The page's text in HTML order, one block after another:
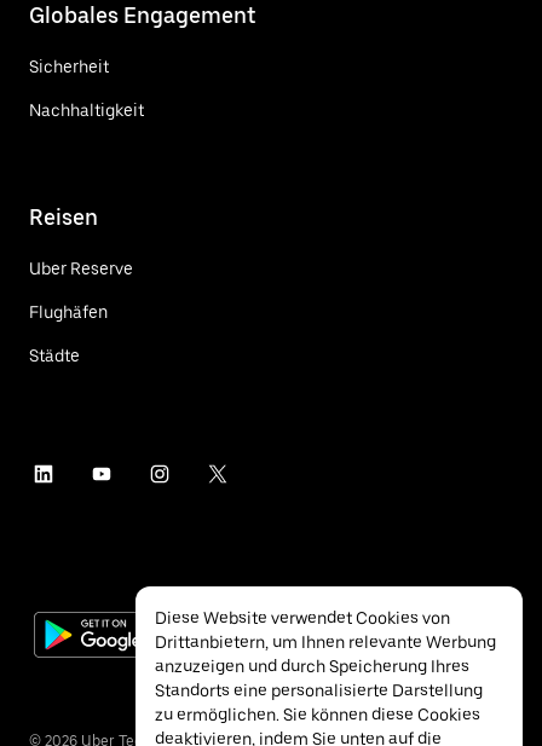
Globales Engagement
Sicherheit
Nachhaltigkeit
Reisen
Uber Reserve
Flughäfen
Städte
© 2026 Uber Technologies Inc.
Diese Website verwendet Cookies von
Drittanbietern, um Ihnen relevante Werbung
anzuzeigen und durch Speicherung Ihres
Standorts eine personalisierte Darstellung
zu ermöglichen. Sie können diese Cookies
deaktivieren, indem Sie unten auf die